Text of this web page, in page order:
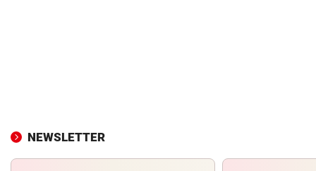
NEWSLETTER